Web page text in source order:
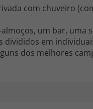
com chuveiro
um bar, uma
em
dos melhores